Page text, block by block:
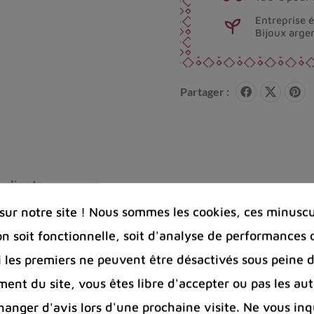
Entreprise
Bijoux
Partager :
est un symbole important et un instrument
a donné son nom. Le dorjé tibétain représente
l’ignorance. Lors de rituels tibétains
le ying et le yang, l’action efficace, la
clients
notre site ! Nous sommes les cookies, ces
soit fonctionnelle, soit d'analyse de performances
les premiers ne peuvent être désactivés sous peine
du site, vous êtes libre d'accepter ou pas les
d'avis lors d'une prochaine visite. Ne vous